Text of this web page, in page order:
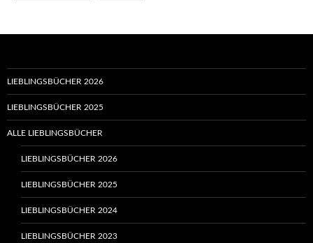
LIEBLINGSBÜCHER 2026
LIEBLINGSBÜCHER 2025
ALLE LIEBLINGSBÜCHER
LIEBLINGSBÜCHER 2026
LIEBLINGSBÜCHER 2025
LIEBLINGSBÜCHER 2024
LIEBLINGSBÜCHER 2023